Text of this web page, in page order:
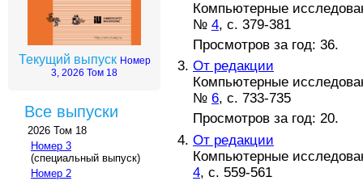
Текущий выпуск Номер
3, 2026 Том 18
Все выпуски
2026 Том 18
Номер 3
(специальный выпуск)
Номер 2
Компьютерные
№ 4, с. 379-381
Просмотров за год: 36.
От редакции
Компьютерные
№ 6, с. 733-735
Просмотров за год: 20.
От редакции
Компьютерные
4, с. 559-561